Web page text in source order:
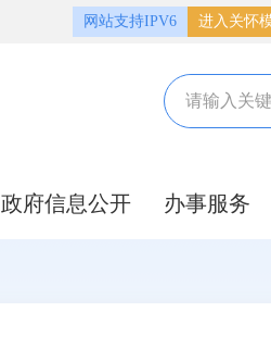
网站支持IPV6 进入关怀
政府信息公开 办事服务